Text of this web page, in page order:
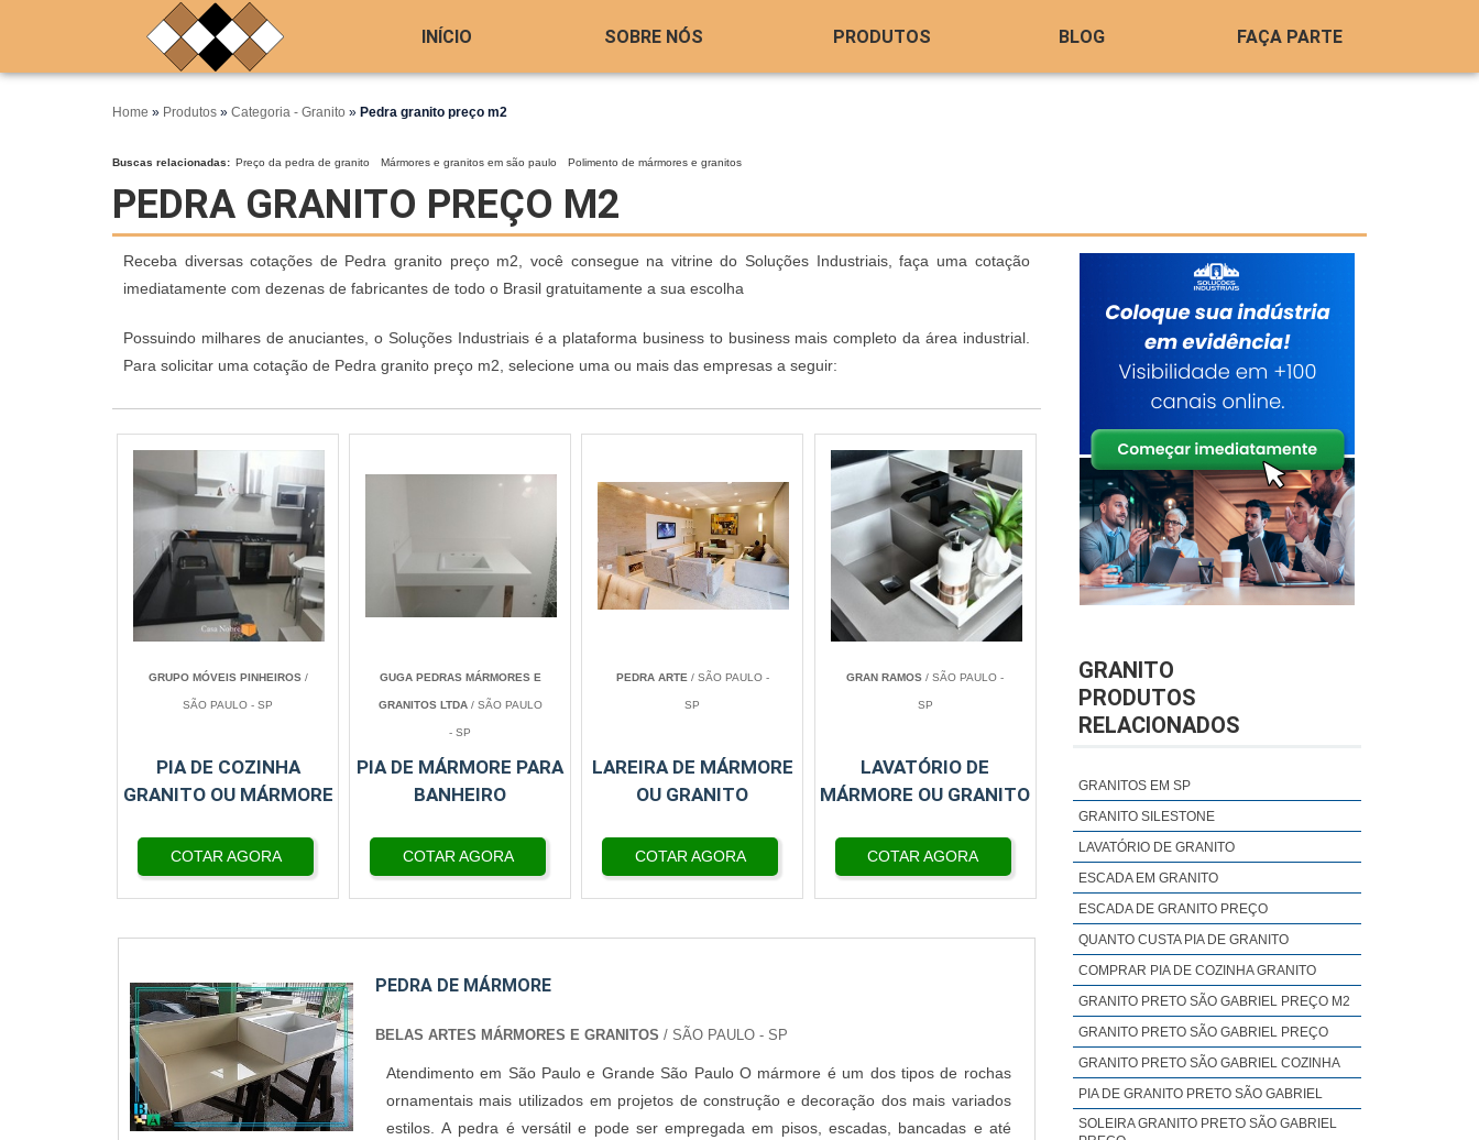
INÍCIO SOBRE NÓS PRODUTOS BLOG FAÇA PARTE
Home » Produtos » Categoria - Granito » Pedra granito preço m2
Buscas relacionadas: Preço da pedra de granito Mármores e granitos em são paulo Polimento de mármores e granitos
PEDRA GRANITO PREÇO M2
Receba diversas cotações de Pedra granito preço m2, você consegue na vitrine do Soluções Industriais, faça uma cotação
imediatamente com dezenas de fabricantes de todo o Brasil gratuitamente a sua escolha
Possuindo milhares de anuciantes, o Soluções Industriais é a plataforma business to business mais completo da área industrial.
Para solicitar uma cotação de Pedra granito preço m2, selecione uma ou mais das empresas a seguir:
GRUPO MÓVEIS PINHEIROS/
SÃO PAULO - SP
PIA DE COZINHA
GRANITO OU MÁRMORE
COTAR AGORA
GUGA PEDRAS MÁRMORES E
GRANITOS LTDA/ SÃO PAULO
- SP
PIA DE MÁRMORE PARA
BANHEIRO
COTAR AGORA
PEDRA ARTE / SÃO PAULO -
SP
LAREIRA DE MÁRMORE
OU GRANITO
COTAR AGORA
GRAN RAMOS / SÃO PAULO -
SP
LAVATÓRIO DE
MÁRMORE OU GRANITO
COTAR AGORA
PEDRA DE MÁRMORE
BELAS ARTES MÁRMORES E GRANITOS / SÃO PAULO - SP
Atendimento em São Paulo e Grande São Paulo O mármore é um dos tipos de rochas
ornamentais mais utilizados em projetos de construção e decoração dos mais variados
estilos. A pedra é versátil e pode ser empregada em pisos, escadas, bancadas e até
GRANITO
PRODUTOS
RELACIONADOS
GRANITOS EM SP
GRANITO SILESTONE
LAVATÓRIO DE GRANITO
ESCADA EM GRANITO
ESCADA DE GRANITO PREÇO
QUANTO CUSTA PIA DE GRANITO
COMPRAR PIA DE COZINHA GRANITO
GRANITO PRETO SÃO GABRIEL PREÇO M2
GRANITO PRETO SÃO GABRIEL PREÇO
GRANITO PRETO SÃO GABRIEL COZINHA
PIA DE GRANITO PRETO SÃO GABRIEL
SOLEIRA GRANITO PRETO SÃO GABRIEL